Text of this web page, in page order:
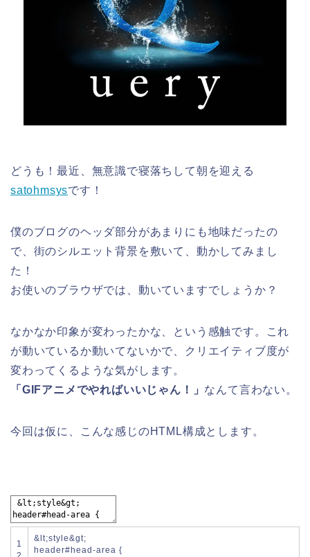
どうも！最近、無意識で寝落ちして朝を迎える
satohmsysです！
僕のブログのヘッダ部分があまりにも地味だったの
で、街のシルエット背景を敷いて、動かしてみまし
た！
お使いのブラウザでは、動いていますでしょうか？
なかなか印象が変わったかな、という感触です。これ
が動いているか動いてないかで、クリエイティブ度が
変わってくるような気がします。
「GIFアニメでやればいいじゃん！」 なんて言わない。
今回は仮に、こんな感じのHTML構成とします。
1
& lt;style&gt;
header#head-area {